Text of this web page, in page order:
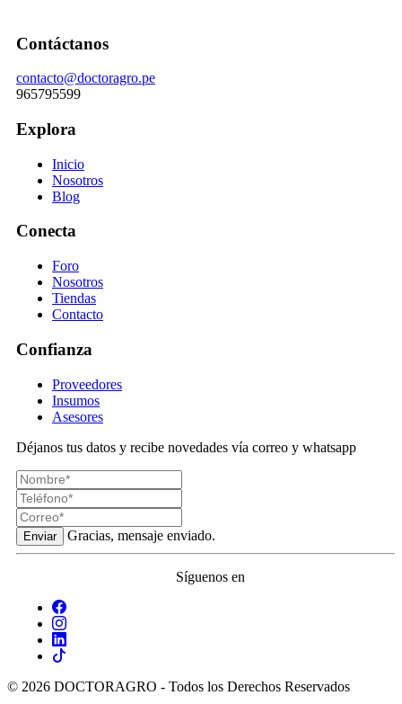
Contáctanos
contacto@doctoragro.pe
965795599
Explora
Inicio
Nosotros
Blog
Conecta
Foro
Nosotros
Tiendas
Contacto
Confianza
Proveedores
Insumos
Asesores
Déjanos tus datos y recibe novedades vía correo y whatsapp
Enviar Gracias, mensaje enviado.
Síguenos en
© 2026 DOCTORAGRO - Todos los Derechos Reservados